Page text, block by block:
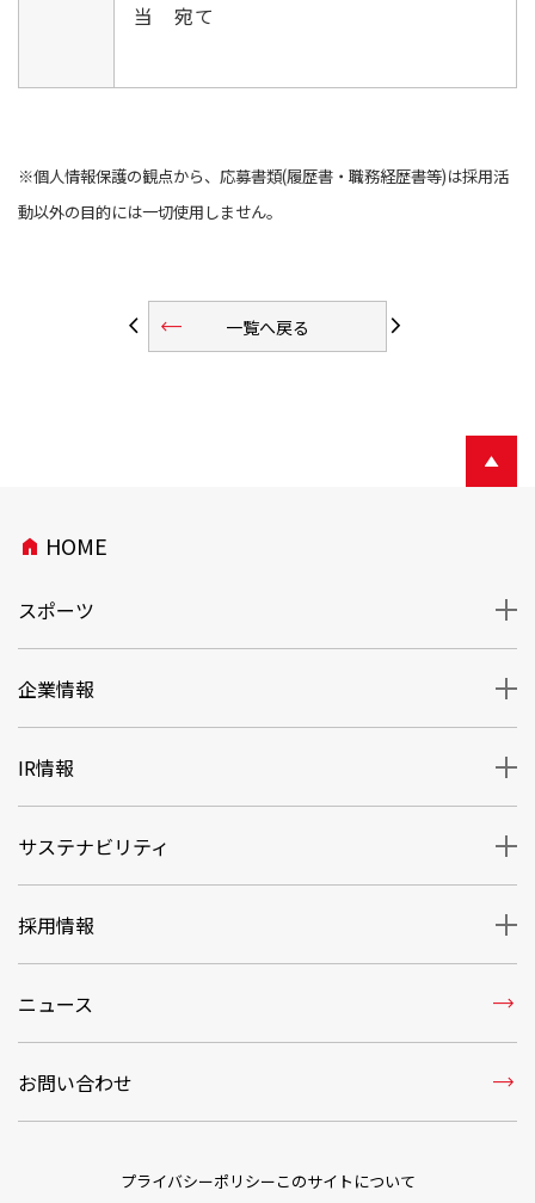
当 宛て
※個人情報保護の観点から、応募書類(履歴書・職務経歴書等)は採用活
動以外の目的には一切使用しません。
arrow_back_ios 一覧へ戻る
trending_flat arrow_forward_ios
home HOME
スポーツ
企業情報
IR情報
サステナビリティ
採用情報
ニュース trending_flat
お問い合わせ trending_flat
プライバシーポリシーこのサイトについて